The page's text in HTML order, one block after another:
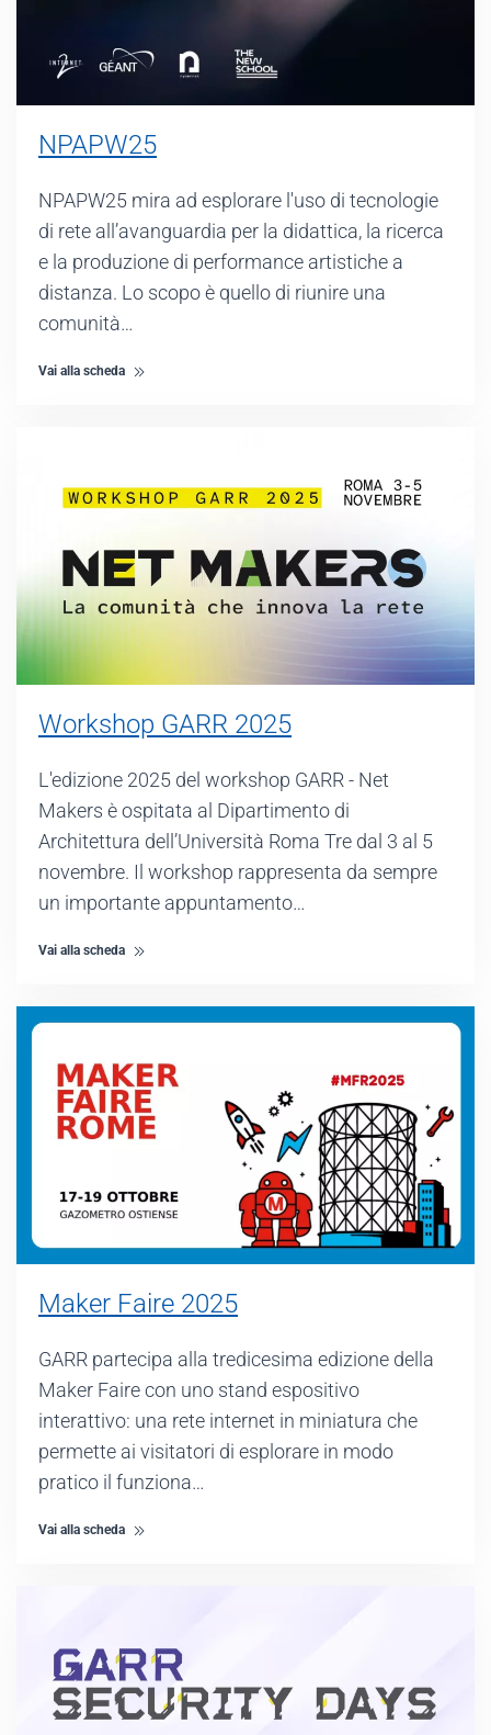
NPAPW25
NPAPW25 mira ad esplorare l'uso di tecnologie
di rete all’avanguardia per la didattica, la ricerca
e la produzione di performance artistiche a
distanza. Lo scopo è quello di riunire una
comunità…
Vai alla scheda
Workshop GARR 2025
L'edizione 2025 del workshop GARR - Net
Makers è ospitata al Dipartimento di
Architettura dell’Università Roma Tre dal 3 al 5
novembre. Il workshop rappresenta da sempre
un importante appuntamento…
Vai alla scheda
Maker Faire 2025
GARR partecipa alla tredicesima edizione della
Maker Faire con uno stand espositivo
interattivo: una rete internet in miniatura che
permette ai visitatori di esplorare in modo
pratico il funziona…
Vai alla scheda